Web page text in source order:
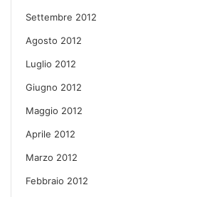
Settembre 2012
Agosto 2012
Luglio 2012
Giugno 2012
Maggio 2012
Aprile 2012
Marzo 2012
Febbraio 2012